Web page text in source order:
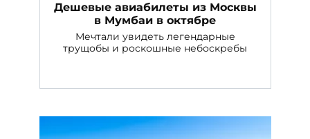
Дешевые авиабилеты из Москвы
в Мумбаи в октябре
Мечтали увидеть легендарные
трущобы и роскошные небоскребы